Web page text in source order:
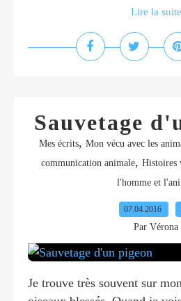
Lire la suite
Sauvetage
Mes écrits, Mon vécu avec les
communication animale, Histoires
l'homme et
07.04.2016
Par Vérona
Je trouve très souvent sur